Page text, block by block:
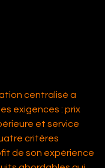
centralisé a
exigences : prix
et service
critères
de son expérience